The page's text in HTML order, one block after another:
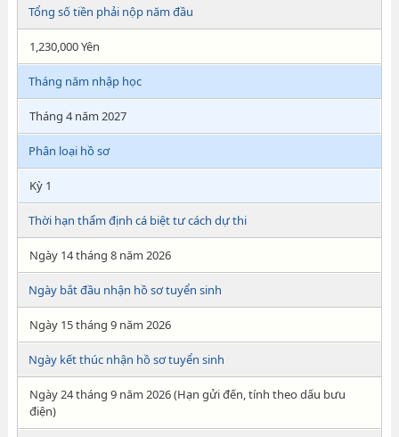
Tổng số tiền phải nộp năm đầu
1,230,000 Yên
Tháng năm nhập học
Tháng 4 năm 2027
Phân loại hồ sơ
Kỳ 1
Thời hạn thẩm định cá biệt tư cách dự thi
Ngày 14 tháng 8 năm 2026
Ngày bắt đầu nhận hồ sơ tuyển sinh
Ngày 15 tháng 9 năm 2026
Ngày kết thúc nhận hồ sơ tuyển sinh
Ngày 24 tháng 9 năm 2026 (Hạn gửi đến, tính theo dấu bưu
điện)